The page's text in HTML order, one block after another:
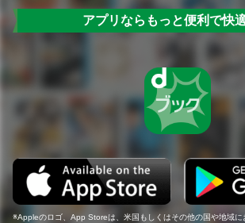
アプリならもっと便利で快
Appleのロゴ、App Storeは、米国もしくはその他の国や地域